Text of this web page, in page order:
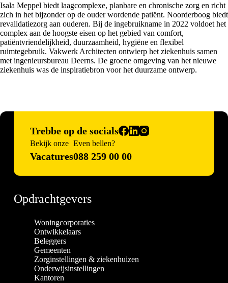
Isala Meppel biedt laagcomplexe, planbare en chronische zorg en richt
zich in het bijzonder op de ouder wordende patiënt. Noorderboog biedt
revalidatiezorg aan ouderen. Bij de ingebruikname in 2022 voldoet het
complex aan de hoogste eisen op het gebied van comfort,
patiëntvriendelijkheid, duurzaamheid, hygiëne en flexibel
ruimtegebruik. Vakwerk Architecten ontwierp het ziekenhuis samen
met ingenieursbureau Deerns. De groene omgeving van het nieuwe
ziekenhuis was de inspiratiebron voor het duurzame ontwerp.
Trebbe op de socials
Bekijk onze
Vacatures
Even bellen?
088 259 00 00
Opdrachtgevers
Woningcorporaties
Ontwikkelaars
Beleggers
Gemeenten
Zorginstellingen & ziekenhuizen
Onderwijsinstellingen
Kantoren